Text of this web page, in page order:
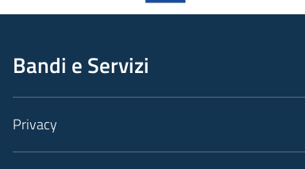
Bandi e Servizi
Privacy